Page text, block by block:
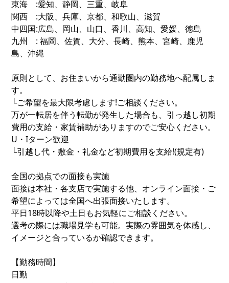
東海 :愛知、静岡、三重、岐阜
関西 :大阪、兵庫、京都、和歌山、滋賀
中四国:広島、岡山、山口、香川、高知、愛媛、徳島
九州 : 福岡、佐賀、大分、長崎、熊本、宮崎、鹿児
島、沖縄
原則として、お住まいから通勤圏内の勤務地へ配属しま
す。
└ご希望を最大限考慮します!ご相談ください。
万が一転居を伴う転勤が発生した場合も、引っ越し初期
費用の支給・家賃補助がありますのでご安心ください。
U・Iターン歓迎
└引越し代・敷金・礼金など初期費用を支給!(規定有)
全国の拠点での面接も実施
面接は本社・各支店で実施する他、オンライン面接・ご
希望によっては全国へ出張面接いたします。
平日18時以降や土日もお気軽にご相談ください。
選考の際には職場見学も可能。実際の雰囲気を体感し、
イメージと合っているか確認できます。
【勤務時間】
日勤